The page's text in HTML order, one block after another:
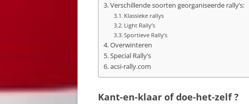
Verschillende soorten georganiseerde rally’s:
Klassieke rallys
Light Rally’s
Sportieve Rally’s
Overwinteren
Special Rally’s
acsi-rally.com
Kant-en-klaar of doe-het-zelf ?